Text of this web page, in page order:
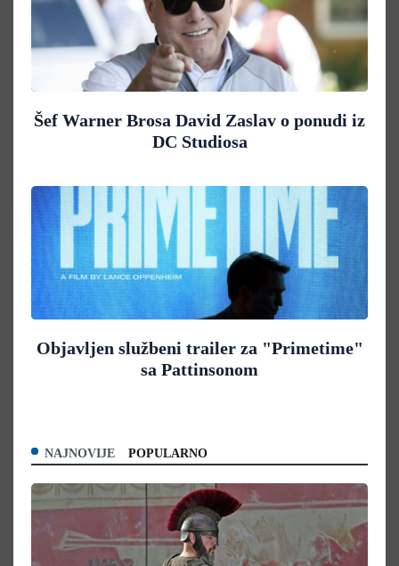
Šef Warner Brosa David Zaslav o ponudi iz
DC Studiosa
Objavljen službeni trailer za "Primetime"
sa Pattinsonom
NAJNOVIJE POPULARNO